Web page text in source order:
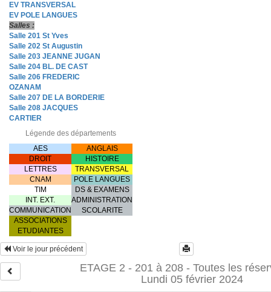
EV TRANSVERSAL
EV POLE LANGUES
Salles :
Salle 201 St Yves
Salle 202 St Augustin
Salle 203 JEANNE JUGAN
Salle 204 BL. DE CAST
Salle 206 FREDERIC
OZANAM
Salle 207 DE LA BORDERIE
Salle 208 JACQUES
CARTIER
Légende des départements
AES
ANGLAIS
DROIT
HISTOIRE
LETTRES
TRANSVERSAL
CNAM
POLE LANGUES
TIM
DS & EXAMENS
INT. EXT.
ADMINISTRATION
COMMUNICATION
SCOLARITE
ASSOCIATIONS
ETUDIANTES
Voir le jour précédent
ETAGE 2 - 201 à 208 - Toutes les
Lundi 05 février 2024